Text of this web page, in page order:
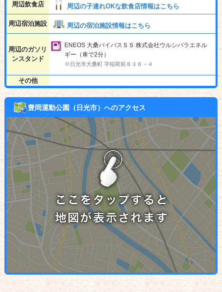
周辺飲食店 周辺の子連れOKな飲食店情報はこちら
周辺宿泊施設 周辺の宿泊施設情報はこちら
周辺のガソリ
ンスタンド
ENEOS 大桑バイパスＳＳ 株式会社ウルシバラエネル
ギー（車で2分）
※日光市大桑町 字稲荷前８３６－４
その他
豊岡運動公園（日光市）へのアクセス